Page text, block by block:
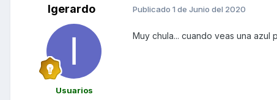
Igerardo
Usuarios
Publicado 1 de Junio del 2020
Muy chula... cuando veas una azul